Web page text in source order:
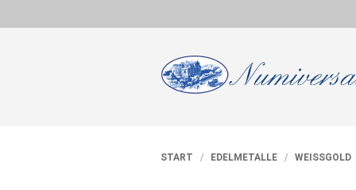
START / EDELMETALLE / WEISSGOLD